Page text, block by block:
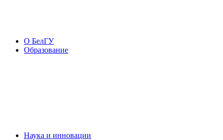
О БелГУ
Образование
Наука и инновации